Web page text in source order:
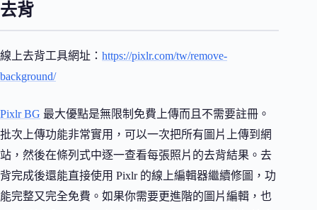
去背
線上去背工具網址： https://pixlr.com/tw/remove-
background/
Pixlr BG 最大優點是無限制免費上傳而且不需要註冊。
批次上傳功能非常實用，可以一次把所有圖片上傳到網
站，然後在條列式中逐一查看每張照片的去背結果。去
背完成後還能直接使用 Pixlr 的線上編輯器繼續修圖，功
能完整又完全免費。如果你需要更進階的圖片編輯，也